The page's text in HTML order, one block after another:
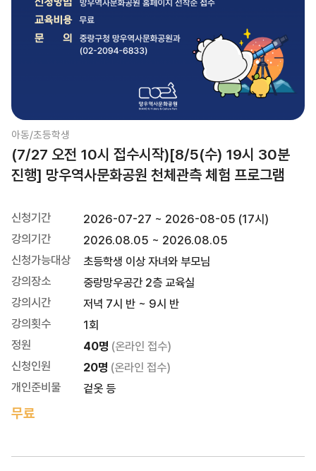
아동/초등학생
(7/27 오전 10시 접수시작)[8/5(수) 19시 30분
진행] 망우역사문화공원 천체관측 체험 프로그램
신청기간
2026-07-27 ~ 2026-08-05 (17시)
강의기간
2026.08.05 ~ 2026.08.05
신청가능대상
초등학생 이상 자녀와 부모님
강의장소
중랑망우공간 2층 교육실
강의시간
저녁 7시 반 ~ 9시 반
강의횟수
1회
정원
40명 (온라인 접수)
신청인원
20명 (온라인 접수)
개인준비물
겉옷 등
무료